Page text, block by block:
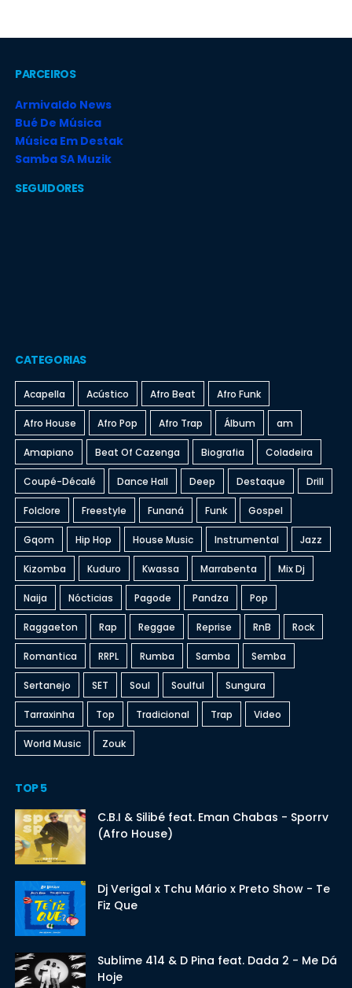
PARCEIROS
Armivaldo News
Bué De Música
Música Em Destak
Samba SA Muzik
SEGUIDORES
CATEGORIAS
Acapella Acústico Afro Beat Afro Funk
Afro House Afro Pop Afro Trap Álbum am
Amapiano Beat Of Cazenga Biografia Coladeira
Coupé-Décalé Dance Hall Deep Destaque Drill
Folclore Freestyle Funaná Funk Gospel
Gqom Hip Hop House Music Instrumental Jazz
Kizomba Kuduro Kwassa Marrabenta Mix Dj
Naija Nócticias Pagode Pandza Pop
Raggaeton Rap Reggae Reprise RnB Rock
Romantica RRPL Rumba Samba Semba
Sertanejo SET Soul Soulful Sungura
Tarraxinha Top Tradicional Trap Video
World Music Zouk
TOP 5
C.B.I & Silibé feat. Eman Chabas - Sporrv
(Afro House)
Dj Verigal x Tchu Mário x Preto Show - Te
Fiz Que
Sublime 414 & D Pina feat. Dada 2 - Me Dá
Hoje